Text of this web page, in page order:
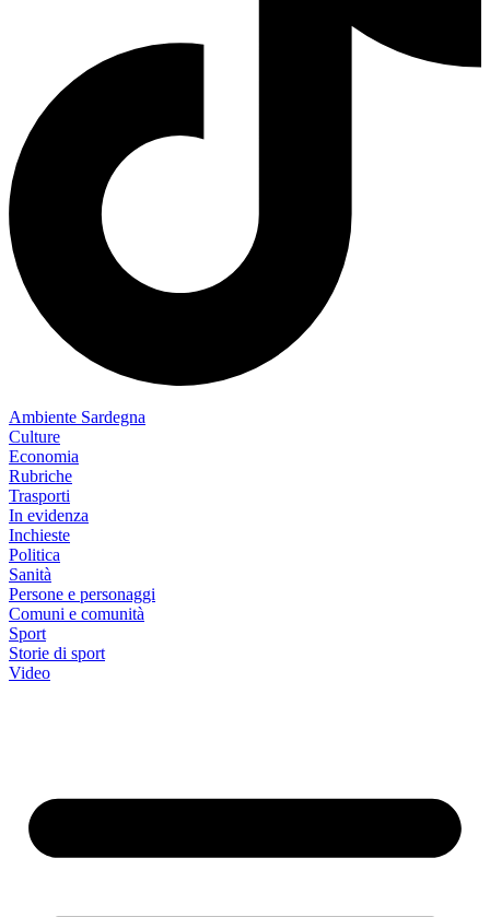
Ambiente Sardegna
Culture
Economia
Rubriche
Trasporti
In evidenza
Inchieste
Politica
Sanità
Persone e personaggi
Comuni e comunità
Sport
Storie di sport
Video